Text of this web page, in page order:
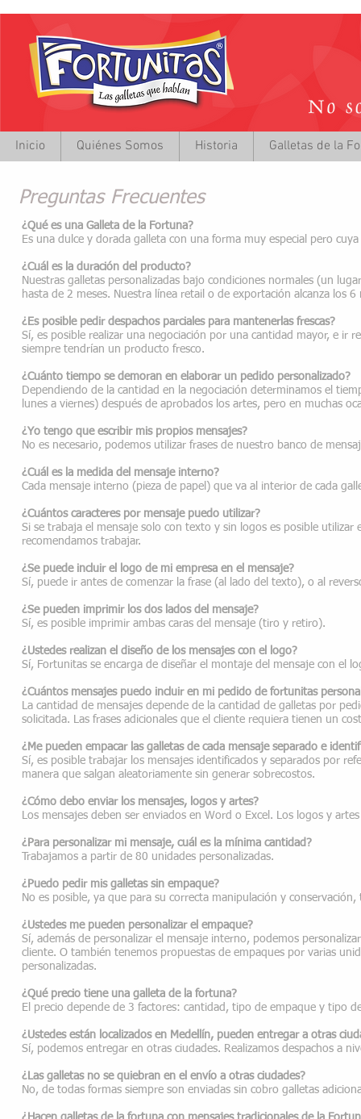
¿Qué es una Galleta de la Fortuna?
Es una dulce y dorada galleta con una forma muy especial pero
¿Cuál es la duración del producto?
Nuestras galletas personalizadas bajo condiciones normales (un
hasta de 2 meses. Nuestra línea retail o de exportación alcanza los 6
¿Es posible pedir despachos parciales para mantenerlas frescas?
Sí, es posible realizar una negociación por una cantidad mayor, e ir
siempre tendrían un producto fresco.
¿Cuánto tiempo se demoran en elaborar un pedido personalizado?
Dependiendo de la cantidad en la negociación determinamos el
lunes a viernes) después de aprobados los artes, pero en muchas
¿Yo tengo que escribir mis propios mensajes?
No es necesario, podemos utilizar frases de nuestro banco de
¿Cuál es la medida del mensaje interno?
Cada mensaje interno (pieza de papel) que va al interior de cada
¿Cuántos caracteres por mensaje puedo utilizar?
Si se trabaja el mensaje solo con texto y sin logos es posible
recomendamos trabajar.
¿Se puede incluir el logo de mi empresa en el mensaje?
Sí, puede ir antes de comenzar la frase (al lado del texto), o al
¿Se pueden imprimir los dos lados del mensaje?
Sí, es posible imprimir ambas caras del mensaje (tiro y retiro).
¿Ustedes realizan el diseño de los mensajes con el logo?
Sí, Fortunitas se encarga de diseñar el montaje del mensaje con el
¿Cuántos mensajes puedo incluir en mi pedido de fortunitas
La cantidad de mensajes depende de la cantidad de galletas por
solicitada. Las frases adicionales que el cliente requiera tienen un
¿Me pueden empacar las galletas de cada mensaje separado e
Sí, es posible trabajar los mensajes identificados y separados por
manera que salgan aleatoriamente sin generar sobrecostos.
¿Cómo debo enviar los mensajes, logos y artes?
Los mensajes deben ser enviados en Word o Excel. Los logos y
¿Para personalizar mi mensaje, cuál es la mínima cantidad?
Trabajamos a partir de 80 unidades personalizadas.
¿Puedo pedir mis galletas sin empaque?
No es posible, ya que para su correcta manipulación y
¿Ustedes me pueden personalizar el empaque?
Sí, además de personalizar el mensaje interno, podemos
cliente. O también tenemos propuestas de empaques por varias
personalizadas.
¿Qué precio tiene una galleta de la fortuna?
El precio depende de 3 factores: cantidad, tipo de empaque y tipo
¿Ustedes están localizados en Medellín, pueden entregar a otras
Sí, podemos entregar en otras ciudades. Realizamos despachos a
¿Las galletas no se quiebran en el envío a otras ciudades?
No, de todas formas siempre son enviadas sin cobro galletas
Preguntas Frecuentes
Inicio Quiénes Somos Historia Galletas de la